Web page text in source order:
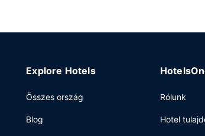
Explore Hotels
Összes ország
Blog
Rólunk
Hotel